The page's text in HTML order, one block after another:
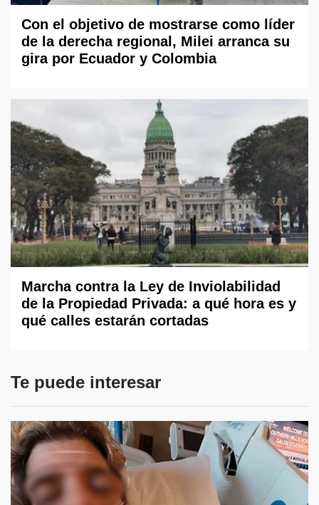
Con el objetivo de mostrarse como líder
de la derecha regional, Milei arranca su
gira por Ecuador y Colombia
Marcha contra la Ley de Inviolabilidad
de la Propiedad Privada: a qué hora es y
qué calles estarán cortadas
Te puede interesar